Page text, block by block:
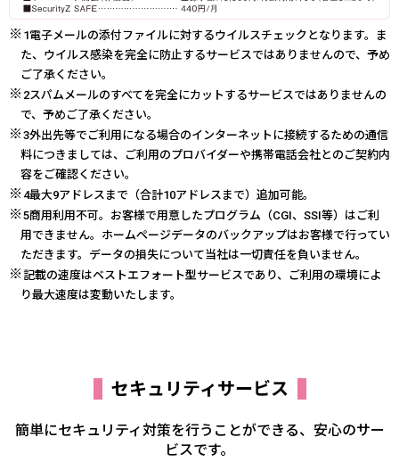
1電子メールの添付ファイルに対するウイルスチェックとなります。ま
た、ウイルス感染を完全に防止するサービスではありませんので、予め
ご了承ください。
2スパムメールのすべてを完全にカットするサービスではありませんの
で、予めご了承ください。
3外出先等でご利用になる場合のインターネットに接続するための通信
料につきましては、ご利用のプロバイダーや携帯電話会社とのご契約内
容をご確認ください。
4最大9アドレスまで（合計10アドレスまで）追加可能。
5商用利用不可。お客様で用意したプログラム（CGI、SSI等）はご利
用できません。ホームページデータのバックアップはお客様で行ってい
ただきます。データの損失について当社は一切責任を負いません。
記載の速度はベストエフォート型サービスであり、ご利用の環境によ
り最大速度は変動いたします。
セキュリティサービス
簡単にセキュリティ対策を行うことができる、安心のサー
ビスです。